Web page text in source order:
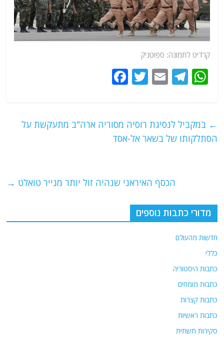
קרדיט לתמונה: ספוטניק
W
s
A
T
g
ra
E
l
T
er
e
k
← במקביל לנסיגת רוסיה מסוריה ארה"ב מתעקשת על
הסתלקותו של בשאר אל-אסד
הכסף האיראני שנהיה זול יותר מנייר טואלט →
מדורי כתבות נוספים
חדשות מהעולם
כללי
כתבות היסטוריה
כתבות מומחים
כתבות קצרות
כתבות ראשיות
סקירות תשתית